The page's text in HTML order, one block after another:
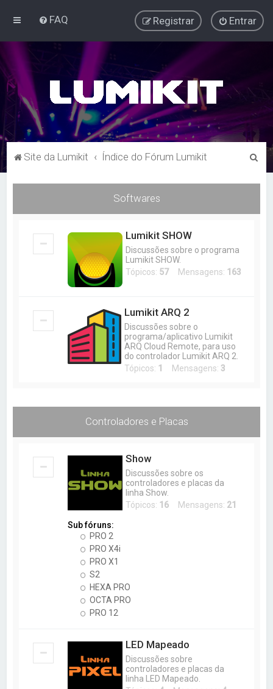
FAQ Entrar
Registrar
Site da Lumikit Índice do Fórum Lumikit
Softwares
Lumikit SHOW
Discussões sobre o programa
Lumikit SHOW.
Tópicos: 57Mensagens: 163
Lumikit ARQ 2
Discussões sobre o
programa/aplicativo Lumikit
ARQ Cloud Remote, para uso
do controlador Lumikit ARQ 2.
Tópicos: 1 Mensagens: 3
Controladores e Placas
Show
Discussões sobre os
controladores e placas da
linha Show.
Tópicos: 16 Mensagens: 21
Sub fóruns:
PRO 2
PRO X4i
PRO X1
S2
HEXA PRO
OCTA PRO
PRO 12
LED Mapeado
Discussões sobre
controladores e placas da
linha LED Mapeado.